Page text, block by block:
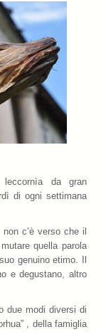
leccornìa da gran
di ogni settimana
c’è verso che il
quella parola
genuino etimo. Il
e degustano, altro
due modi diversi di
, della famiglia